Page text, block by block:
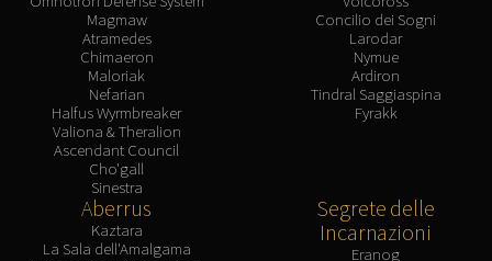
Magmaw
Atramedes
Chimaeron
Maloriak
Nefarian
Halfus Wyrmbreaker
Valiona & Theralion
Ascendant Council
Cho'gall
Sinestra
Concilio dei Sogni
Larodar
Nymue
Ardiron
Tindral Saggiaspina
Fyrakk
Aberrus
Kaztara
La Sala dell'Amalgama
Segrete delle
Incarnazioni
Eranog